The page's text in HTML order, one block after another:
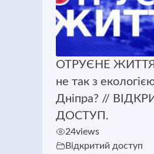
ОТРУЄНЕ
не так з
Дніпра? //
ДОСТУП.
24views
Відкритий доступ